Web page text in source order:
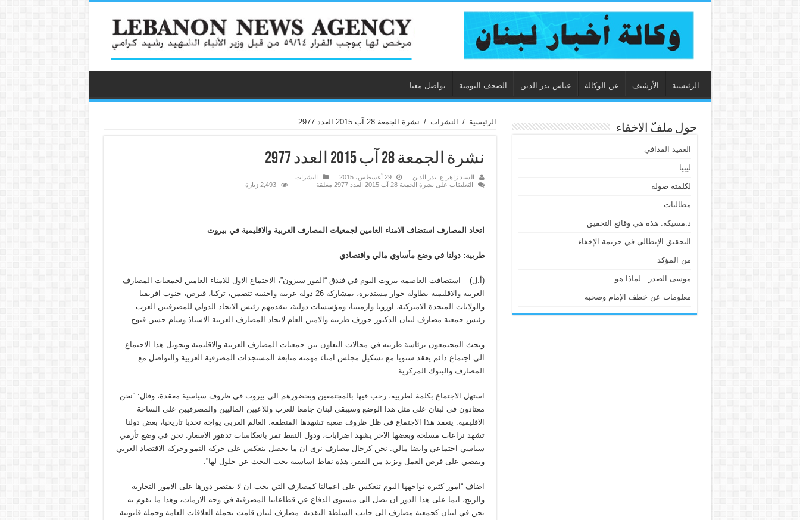
الرئيسية الأرشيف عن الوكالة عباس بدر الدين الصحف اليومية تواصل معنا
الرئيسية / النشرات / نشرة الجمعة 28 آب 2015 العدد 2977
نشرة الجمعة 28 آب 2015 العدد 2977
السيد زاهر ع. بدر الدين 29 أغسطس، 2015
النشرات
التعليقات على نشرة الجمعة 28 آب 2015 العدد 2977 مغلقة 2,493 زيارة
اتحاد المصارف استضاف الامناء العامين لجمعيات المصارف العربية والاقليمية في بيروت
طربيه: دولنا في وضع مأساوي مالي واقتصادي
(أ.ل) – استضافت العاصمة بيروت اليوم في فندق “الفور سيزون”، الاجتماع الاول للامناء العامين لجمعيات المصارف
العربية والاقليمية بطاولة حوار مستديرة، بمشاركة 26 دولة عربية واجنبية تتضمن، تركيا، قبرص، جنوب افريقيا
والولايات المتحدة الاميركية، اوروبا وارمينيا، ومؤسسات دولية، يتقدمهم رئيس الاتحاد الدولي للمصرفيين العرب
رئيس جمعية مصارف لبنان الدكتور جوزف طربيه والامين العام لاتحاد المصارف العربية الاستاذ وسام حسن فتوح.
وبحث المجتمعون برئاسة طربيه في مجالات التعاون بين جمعيات المصارف العربية والاقليمية وتحويل هذا الاجتماع
الى اجتماع دائم يعقد سنويا مع تشكيل مجلس امناء مهمته متابعة المستجدات المصرفية العربية والتواصل مع
المصارف والبنوك المركزية.
استهل الاجتماع بكلمة لطربيه، رحب فيها بالمجتمعين وبحضورهم الى بيروت في ظروف سياسية معقدة، وقال: “نحن
معتادون في لبنان على مثل هذا الوضع وسيبقى لبنان جامعا للعرب وللاعبين الماليين والمصرفيين على الساحة
الاقليمية. ينعقد هذا الاجتماع في ظل ظروف صعبة تشهدها المنطقة. العالم العربي يواجه تحديا تاريخيا، بعض دولنا
تشهد نزاعات مسلحة وبعضها الاخر يشهد اضرابات، ودول النفط تمر بانعكاسات تدهور الاسعار. نحن في وضع تأزمي
سياسي اجتماعي وايضا مالي. نحن كرجال مصارف نرى ان ما يحصل ينعكس على حركة النمو وحركة الاقتصاد العربي
ويقضي على فرص العمل ويزيد من الفقر، هذه نقاط اساسية يجب البحث عن حلول لها”.
اضاف “امور كثيرة نواجهها اليوم تنعكس على اعمالنا كمصارف التي يجب ان لا يقتصر دورها على الامور التجارية
والربح، انما على هذا الدور ان يصل الى مستوى الدفاع عن قطاعاتنا المصرفية في وجه الازمات، وهذا ما نقوم به
نحن في لبنان كجمعية مصارف الى جانب السلطة النقدية. مصارف لبنان قامت بحملة العلاقات العامة وحملة قانونية
حول ملفّ الاخفاء
العقيد القذافي
ليبيا
لكلمته صولة
مطالبات
د.مسيكة: هذه هي وقائع التحقيق
التحقيق الإيطالي في جريمة الإخفاء
من المؤكد
موسى الصدر.. لماذا هو
معلومات عن خطف الإمام وصحبه